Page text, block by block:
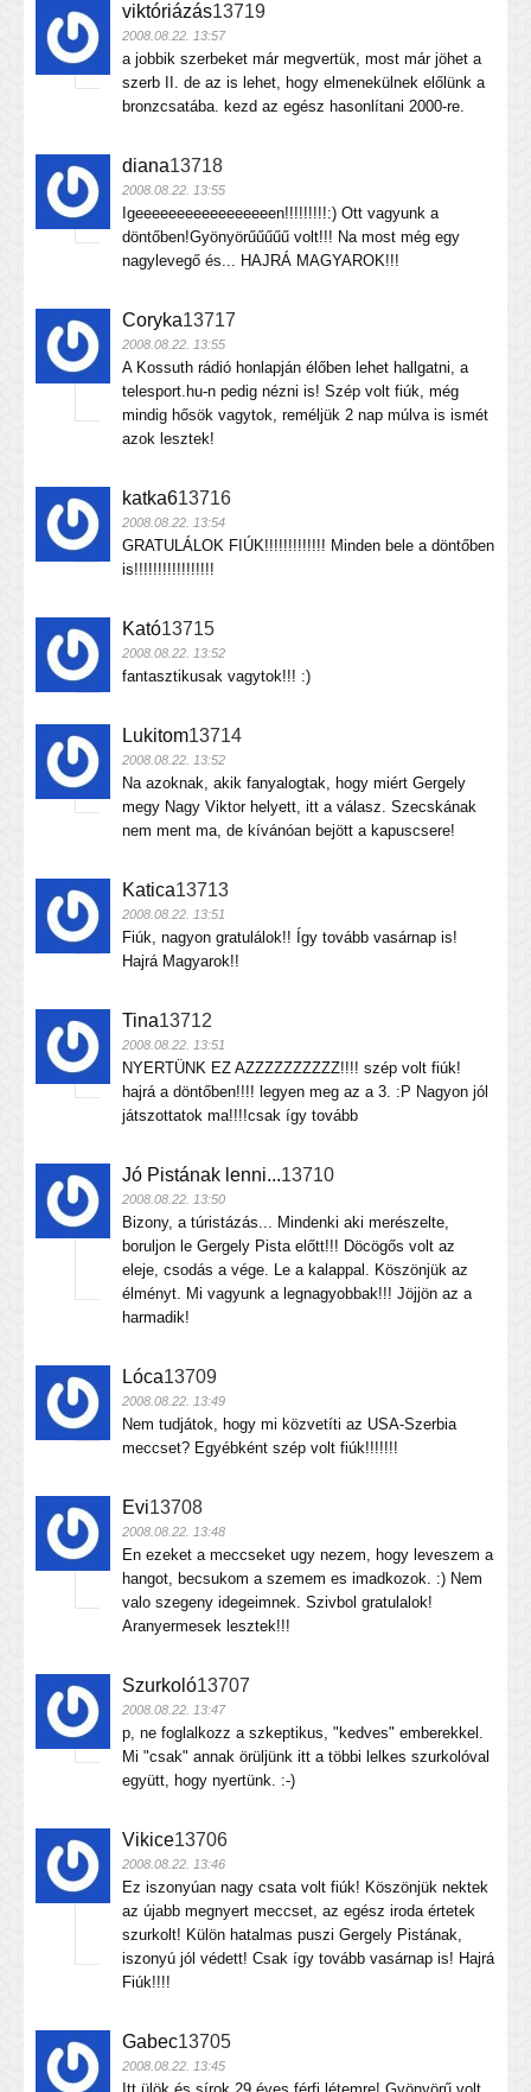
viktóriázás13719
2008.08.22. 13:57
a jobbik szerbeket már megvertük, most már jöhet a
szerb II. de az is lehet, hogy elmenekülnek előlünk a
bronzcsatába. kezd az egész hasonlítani 2000-re.
diana13718
2008.08.22. 13:55
Igeeeeeeeeeeeeeeeeen!!!!!!!!!:) Ott vagyunk a
döntőben!Gyönyörűűűűű volt!!! Na most még egy
nagylevegő és... HAJRÁ MAGYAROK!!!
Coryka13717
2008.08.22. 13:55
A Kossuth rádió honlapján élőben lehet hallgatni, a
telesport.hu-n pedig nézni is! Szép volt fiúk, még
mindig hősök vagytok, reméljük 2 nap múlva is ismét
azok lesztek!
katka613716
2008.08.22. 13:54
GRATULÁLOK FIÚK!!!!!!!!!!!!! Minden bele a döntőben
is!!!!!!!!!!!!!!!!!
Kató13715
2008.08.22. 13:52
fantasztikusak vagytok!!! :)
Lukitom13714
2008.08.22. 13:52
Na azoknak, akik fanyalogtak, hogy miért Gergely
megy Nagy Viktor helyett, itt a válasz. Szecskának
nem ment ma, de kívánóan bejött a kapuscsere!
Katica13713
2008.08.22. 13:51
Fiúk, nagyon gratulálok!! Így tovább vasárnap is!
Hajrá Magyarok!!
Tina13712
2008.08.22. 13:51
NYERTÜNK EZ AZZZZZZZZZZ!!!! szép volt fiúk!
hajrá a döntőben!!!! legyen meg az a 3. :P Nagyon jól
játszottatok ma!!!!csak így tovább
Jó Pistának lenni...13710
2008.08.22. 13:50
Bizony, a túristázás... Mindenki aki merészelte,
boruljon le Gergely Pista előtt!!! Döcögős volt az
eleje, csodás a vége. Le a kalappal. Köszönjük az
élményt. Mi vagyunk a legnagyobbak!!! Jöjjön az a
harmadik!
Lóca13709
2008.08.22. 13:49
Nem tudjátok, hogy mi közvetíti az USA-Szerbia
meccset? Egyébként szép volt fiúk!!!!!!!
Evi13708
2008.08.22. 13:48
En ezeket a meccseket ugy nezem, hogy leveszem a
hangot, becsukom a szemem es imadkozok. :) Nem
valo szegeny idegeimnek. Szivbol gratulalok!
Aranyermesek lesztek!!!
Szurkoló13707
2008.08.22. 13:47
p, ne foglalkozz a szkeptikus, "kedves" emberekkel.
Mi "csak" annak örüljünk itt a többi lelkes szurkolóval
együtt, hogy nyertünk. :-)
Vikice13706
2008.08.22. 13:46
Ez iszonyúan nagy csata volt fiúk! Köszönjük nektek
az újabb megnyert meccset, az egész iroda értetek
szurkolt! Külön hatalmas puszi Gergely Pistának,
iszonyú jól védett! Csak így tovább vasárnap is! Hajrá
Fiúk!!!!
Gabec13705
2008.08.22. 13:45